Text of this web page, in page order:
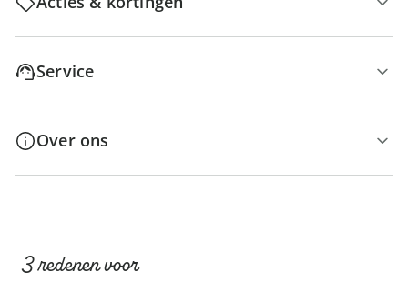
Service
Over ons
3 redenen voor